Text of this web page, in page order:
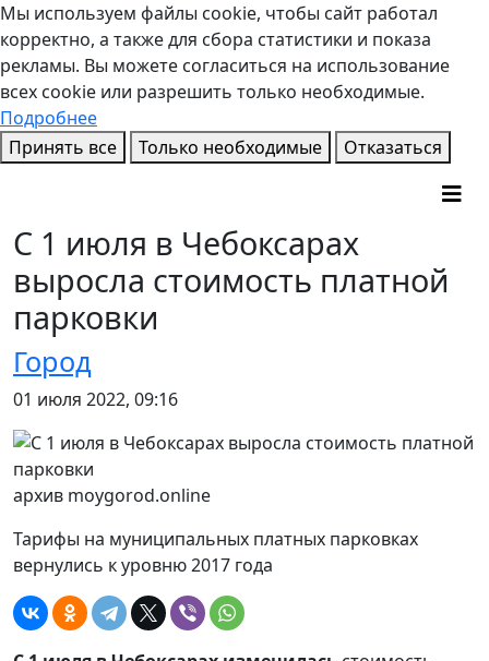
Мы используем файлы cookie, чтобы сайт работал
корректно, а также для сбора статистики и показа
рекламы. Вы можете согласиться на использование
всех cookie или разрешить только необходимые.
Подробнее
Принять все
Только необходимые Отказаться
С 1 июля в Чебоксарах
выросла стоимость платной
парковки
Город
01 июля 2022, 09:16
архив moygorod.online
Тарифы на муниципальных платных парковках
вернулись к уровню 2017 года